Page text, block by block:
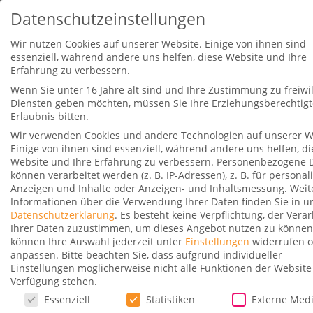
15% Meilenbonus bei American
Express Punktetransfer zu
Cathay Pacific
Gepostet vonFabio Backes| 6. Januar 2023|20
|
Ab sofort gibt es wieder den bereits bekannten
Datenschutzeinstellungen
Wir nutzen Cookies auf unserer Website. Einige von ihnen sind
essenziell, während andere uns helfen, diese Website und Ihre
Erfahrung zu verbessern.
Wenn Sie unter 16 Jahre alt sind und Ihre Zustimmung zu
Diensten geben möchten, müssen Sie Ihre
Erlaubnis bitten.
Wir verwenden Cookies und andere Technologien auf unserer
Einige von ihnen sind essenziell, während andere uns helfen,
Website und Ihre Erfahrung zu verbessern. Personenbezogene
können verarbeitet werden (z. B. IP-Adressen), z. B. für
Anzeigen und Inhalte oder Anzeigen- und Inhaltsmessung.
Informationen über die Verwendung Ihrer Daten finden Sie in
Datenschutzerklärung. Es besteht keine Verpflichtung, der
Ihrer Daten zuzustimmen, um dieses Angebot nutzen zu
können Ihre Auswahl jederzeit unter Einstellungen widerrufen
anpassen. Bitte beachten Sie, dass aufgrund individueller
Einstellungen möglicherweise nicht alle Funktionen der
Verfügung stehen.
Datenschutzeinstellungen
Essenziell Statistiken Externe